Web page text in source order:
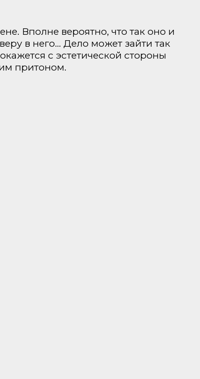
Вполне вероятно, что так оно и
в него… Дело может зайти так
с эстетической стороны
притоном.